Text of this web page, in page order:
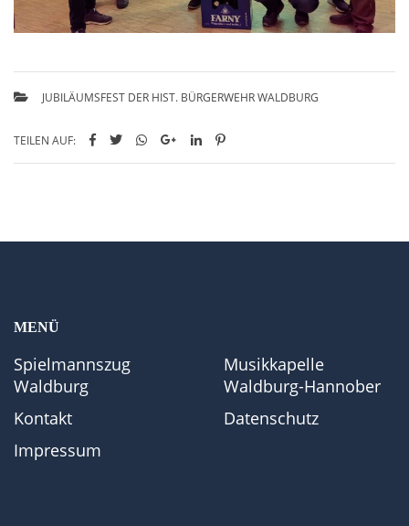
JUBILÄUMSFEST DER HIST. BÜRGERWEHR WALDBURG
TEILEN AUF:
MENÜ
Spielmannszug
Waldburg
Musikkapelle
Waldburg-Hannober
Kontakt
Datenschutz
Impressum